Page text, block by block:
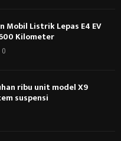
Mobil Listrik Lepas E4 EV
Kilometer
0
ribu unit model X9
suspensi